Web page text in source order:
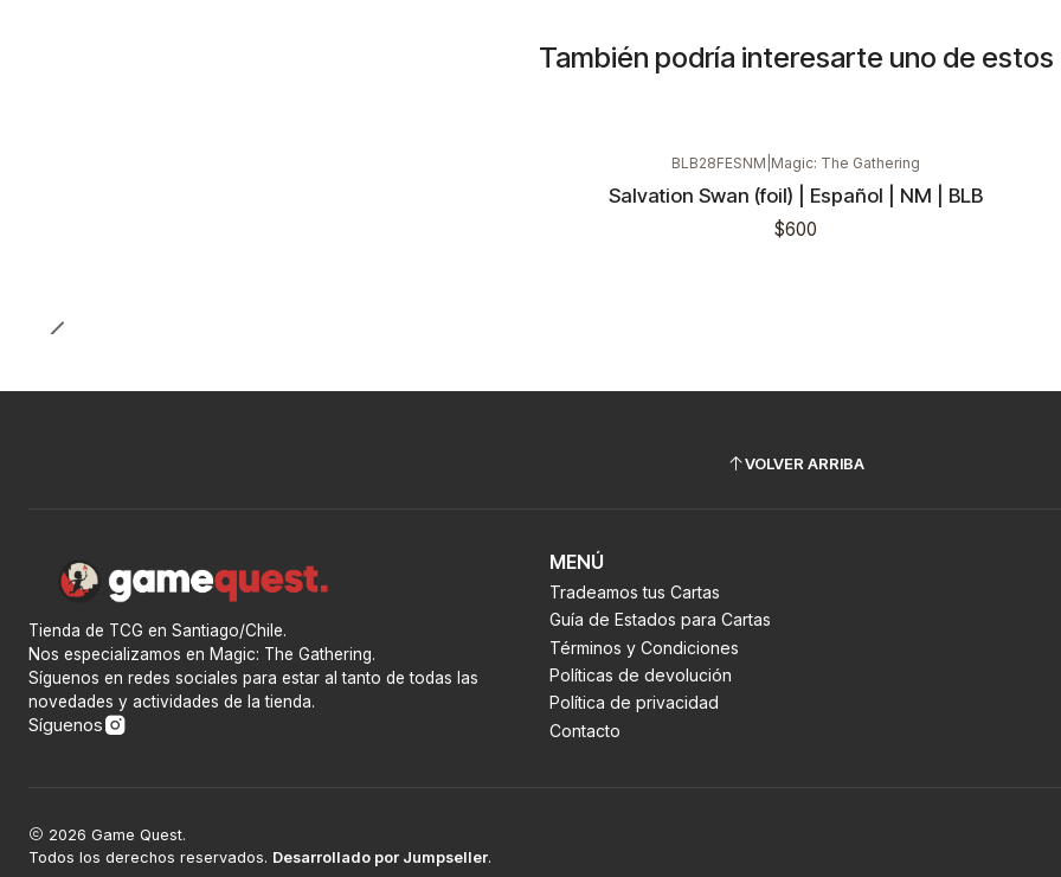
También podría interesarte uno de estos
BLB28FESNM Magic: The Gathering
Salvation Swan (foil) | Español | NM | BLB
$600
VOLVER ARRIBA
Tienda de TCG en Santiago/Chile.
Nos especializamos en Magic: The Gathering.
Síguenos en redes sociales para estar al tanto de todas las
novedades y actividades de la tienda.
Síguenos
MENÚ
Tradeamos tus Cartas
Guía de Estados para Cartas
Términos y Condiciones
Políticas de devolución
Política de privacidad
Contacto
2026 Game Quest.
Todos los derechos reservados. Desarrollado por Jumpseller.